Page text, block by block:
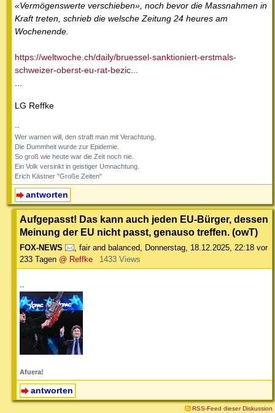
«Vermögenswerte verschieben», noch bevor die Massnahmen in
Kraft treten, schrieb die welsche Zeitung 24 heures am
Wochenende.
https://weltwoche.ch/daily/bruessel-sanktioniert-erstmals-
schweizer-oberst-eu-rat-bezic...
...
LG Reffke
--
Wer warnen will, den straft man mit Verachtung.
Die Dummheit wurde zur Epidemie.
So groß wie heute war die Zeit noch nie.
Ein Volk versinkt in geistiger Umnachtung.
Erich Kästner "Große Zeiten"
antworten
Aufgepasst! Das kann auch jeden EU-Bürger, dessen
Meinung der EU nicht passt, genauso treffen. (owT)
FOX-NEWS , fair and balanced, Donnerstag, 18.12.2025, 22:18 vor
233 Tagen @ Reffke 1433 Views
--
Afuera!
antworten
RSS-Feed dieser Diskussion